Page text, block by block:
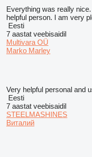
Everything was really
helpful person. I am very
Eesti
7 aastat veebisaidil
Multivara OÜ
Marko Marley
Very helpful personal and
Eesti
7 aastat veebisaidil
STEELMASHINES
Виталий